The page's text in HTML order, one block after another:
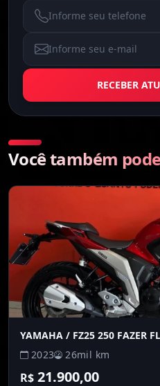
RECEBER
Você também
YAMAHA / FZ25 250 FAZER
2023
26mil km
R$ 21.900,00